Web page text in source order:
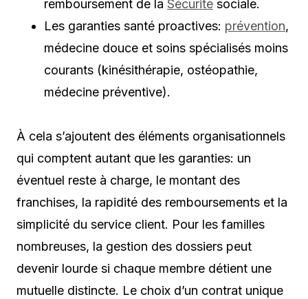
remboursement de la Sécurité sociale.
Les garanties santé proactives: prévention,
médecine douce et soins spécialisés moins
courants (kinésithérapie, ostéopathie,
médecine préventive).
À cela s’ajoutent des éléments organisationnels
qui comptent autant que les garanties: un
éventuel reste à charge, le montant des
franchises, la rapidité des remboursements et la
simplicité du service client. Pour les familles
nombreuses, la gestion des dossiers peut
devenir lourde si chaque membre détient une
mutuelle distincte. Le choix d’un contrat unique